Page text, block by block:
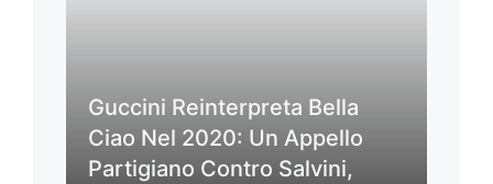
Guccini Reinterpreta Bella
Ciao Nel 2020: Un Appello
Partigiano Contro Salvini,